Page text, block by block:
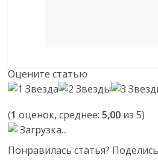
Оцените статью
(1 оценок, среднее:5,00 из 5)
Загрузка...
Понравилась статья?